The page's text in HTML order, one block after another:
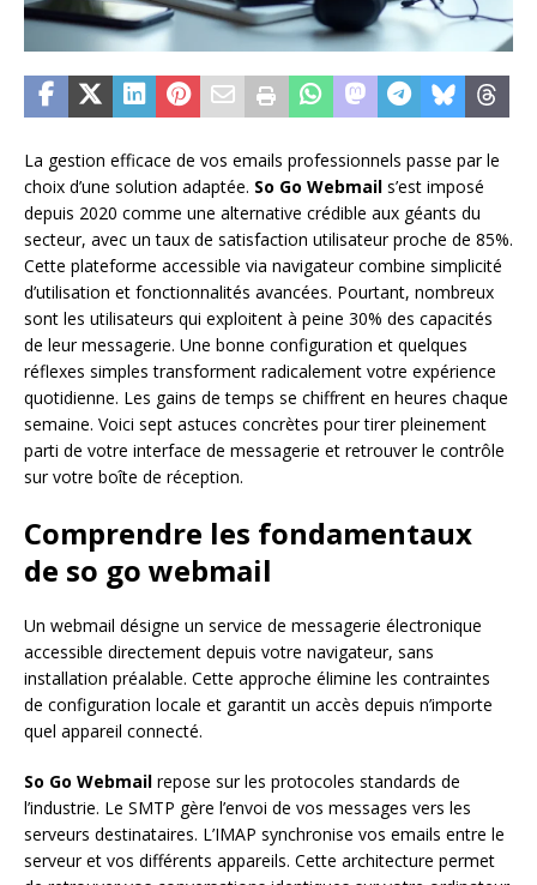
La gestion efficace de vos emails professionnels passe par le
choix d’une solution adaptée. So Go Webmail s’est imposé
depuis 2020 comme une alternative crédible aux géants du
secteur, avec un taux de satisfaction utilisateur proche de 85%.
Cette plateforme accessible via navigateur combine simplicité
d’utilisation et fonctionnalités avancées. Pourtant, nombreux
sont les utilisateurs qui exploitent à peine 30% des capacités
de leur messagerie. Une bonne configuration et quelques
réflexes simples transforment radicalement votre expérience
quotidienne. Les gains de temps se chiffrent en heures chaque
semaine. Voici sept astuces concrètes pour tirer pleinement
parti de votre interface de messagerie et retrouver le contrôle
sur votre boîte de réception.
Comprendre les fondamentaux
de so go webmail
Un webmail désigne un service de messagerie électronique
accessible directement depuis votre navigateur, sans
installation préalable. Cette approche élimine les contraintes
de configuration locale et garantit un accès depuis n’importe
quel appareil connecté.
So Go Webmail repose sur les protocoles standards de
l’industrie. Le SMTP gère l’envoi de vos messages vers les
serveurs destinataires. L’IMAP synchronise vos emails entre le
serveur et vos différents appareils. Cette architecture permet